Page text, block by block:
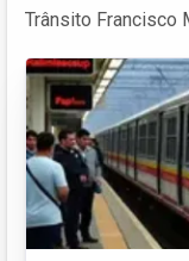
Trânsito Francisco